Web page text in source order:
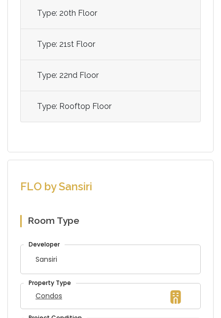
Type: 20th Floor
Type: 21st Floor
Type: 22nd Floor
Type: Rooftop Floor
FLO by Sansiri
Room Type
Sansiri
Condos